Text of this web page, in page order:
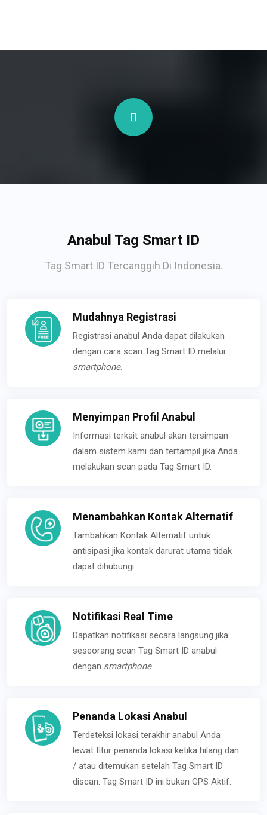
Anabul Tag Smart ID
Tag Smart ID Tercanggih Di Indonesia.
Mudahnya Registrasi
Registrasi anabul Anda dapat dilakukan
dengan cara scan Tag Smart ID melalui
smartphone.
Menyimpan Profil Anabul
Informasi terkait anabul akan tersimpan
dalam sistem kami dan tertampil jika Anda
melakukan scan pada Tag Smart ID.
Menambahkan Kontak Alternatif
Tambahkan Kontak Alternatif untuk
antisipasi jika kontak darurat utama tidak
dapat dihubungi.
Notifikasi Real Time
Dapatkan notifikasi secara langsung jika
seseorang scan Tag Smart ID anabul
dengan smartphone.
Penanda Lokasi Anabul
Terdeteksi lokasi terakhir anabul Anda
lewat fitur penanda lokasi ketika hilang dan
/ atau ditemukan setelah Tag Smart ID
discan. Tag Smart ID ini bukan GPS Aktif.